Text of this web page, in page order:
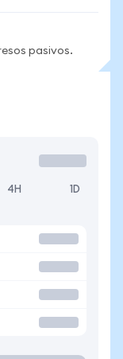
pasivos.
4H 1D